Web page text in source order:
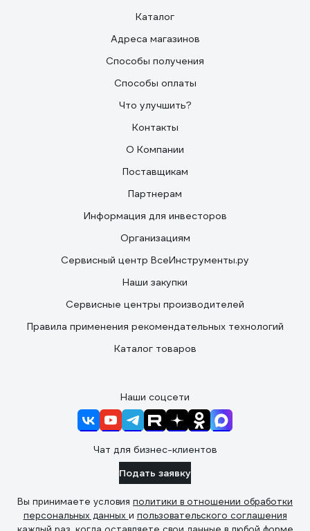
Каталог
Адреса магазинов
Способы получения
Способы оплаты
Что улучшить?
Контакты
О Компании
Поставщикам
Партнерам
Информация для инвесторов
Организациям
Сервисный центр ВсеИнструменты.ру
Наши закупки
Сервисные центры производителей
Правила применения рекомендательных технологий
Каталог товаров
Наши соцсети
Чат для бизнес-клиентов
Подать заявку
Вы принимаете условия политики в отношении обработки
персональных данных и пользовательского соглашения